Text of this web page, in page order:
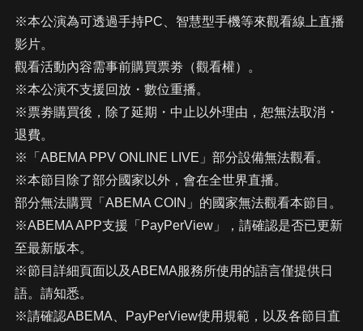
※本公演為可透過手持PC、智慧型手機等來觀看線上直播
影片。
觀看活動內容需事前購買票劵（觀看權）。
※本公演不支援回放・數位重播。
※票劵購買後，除了延期・中止以外理由，恕無法取消・
退費。
※「ABEMA PPV ONLINE LIVE」部分設備無法觀看。
※本節目除了部分國家以外，會在全世界直播。
部分無法購買「ABEMA COIN」的國家無法觀看本節目。
※ABEMA APP支援「PayPerView」，請確認是否已更新
至最新版本。
※節目詳細頁面以及ABEMA服務所使用的語言僅提供日
語。請知悉。
※請確認ABEMA、PayPerView使用規範，以及各節目直